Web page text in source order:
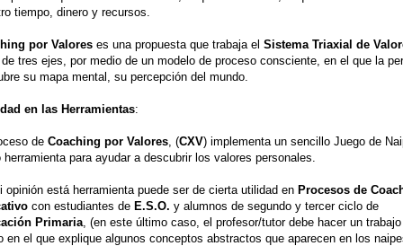
tiempo, dinero y recursos.
por Valores es una propuesta que trabaja el Sistema Triaxial de
tres ejes, por medio de un modelo de proceso consciente, en el que la
su mapa mental, su percepción del mundo.
en las Herramientas:
de Coaching por Valores, (CXV) implementa un sencillo Juego de
herramienta para ayudar a descubrir los valores personales.
opinión está herramienta puede ser de cierta utilidad en Procesos de
con estudiantes de E.S.O. y alumnos de segundo y tercer ciclo de
Primaria, (en este último caso, el profesor/tutor debe hacer un trabajo
en el que explique algunos conceptos abstractos que aparecen en los